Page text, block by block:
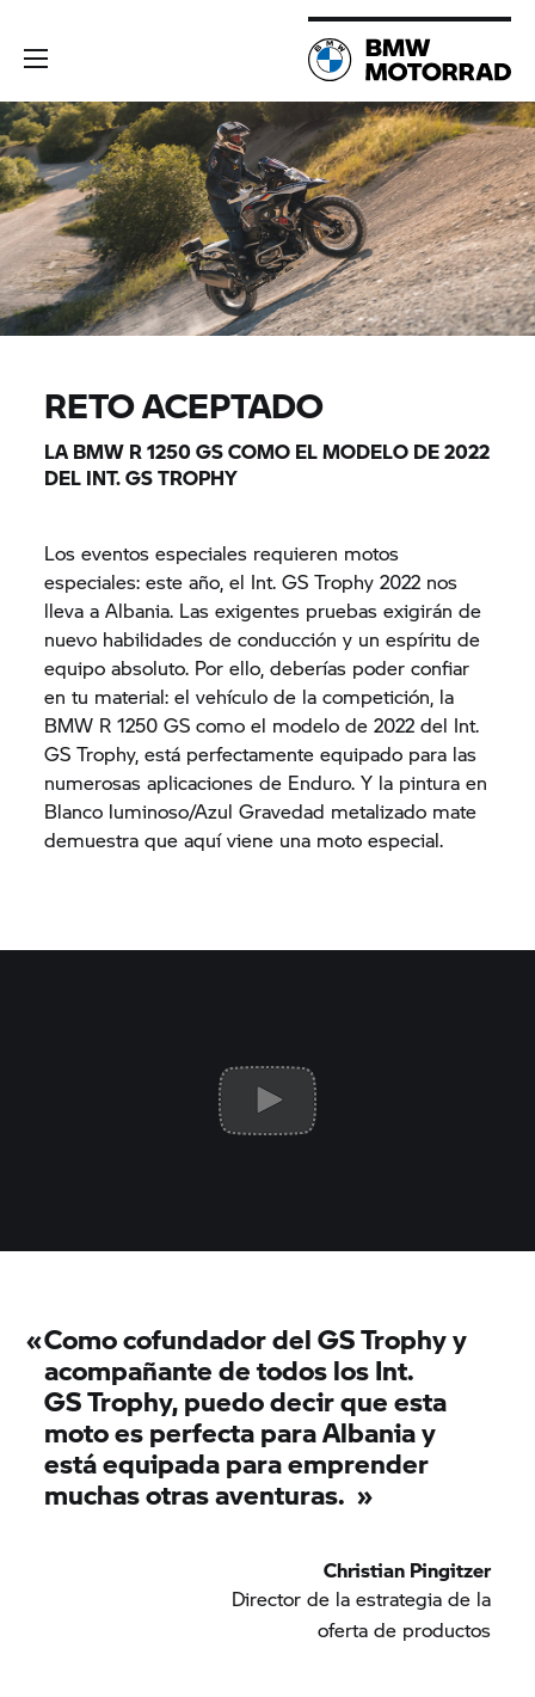
RETO ACEPTADO
LA BMW R 1250 GSCOMO EL MODELO DE 2022
DEL INT.GS TROPHY
Los eventos especiales requieren motos
especiales: este año, el Int.GS Trophy 2022 nos
lleva a Albania. Las exigentes pruebas exigirán de
nuevo habilidades de conducción y un espíritu de
equipo absoluto. Por ello, deberías poder confiar
en tu material: el vehículo de la competición, la
BMW R 1250 GS como el modelo de 2022 del Int.
GS Trophy, está perfectamente equipado para las
numerosas aplicaciones de Enduro. Y la pintura en
Blanco luminoso/Azul Gravedad metalizado mate
demuestra que aquí viene una moto especial.
«Como cofundador delGS Trophyy
acompañante de todos los Int.
GS Trophy,puedo decir que esta
moto es perfecta para Albania y
está equipada para emprender
muchas otras aventuras. »
Christian Pingitzer
Director de la estrategia de la
oferta de productos